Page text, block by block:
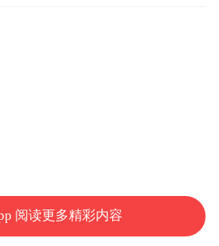
阅读更多精彩内容